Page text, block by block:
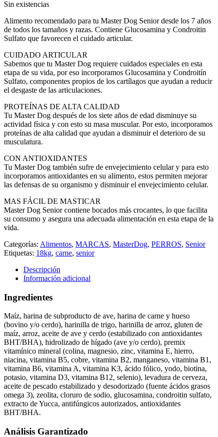
original
$ 34.970.$ 33.800.
Sin existencias
Alimento recomendado para tu Master Dog Senior desde los 7 años
de todos los tamaños y razas. Contiene Glucosamina y Condroitin
Sulfato que favorecen el cuidado articular.
CUIDADO ARTICULAR
Sabemos que tu Master Dog requiere cuidados especiales en esta
etapa de su vida, por eso incorporamos Glucosamina y Condroitín
Sulfato, componentes propios de los cartílagos que ayudan a reducir
el desgaste de las articulaciones.
PROTEÍNAS DE ALTA CALIDAD
Tu Master Dog después de los siete años de edad disminuye su
actividad física y con esto su masa muscular. Por esto, incorporamos
proteínas de alta calidad que ayudan a disminuir el deterioro de su
musculatura.
CON ANTIOXIDANTES
Tu Master Dog también sufre de envejecimiento celular y para esto
incorporamos antioxidantes en su alimento, estos permiten mejorar
las defensas de su organismo y disminuir el envejecimiento celular.
MAS FÁCIL DE MASTICAR
Master Dog Senior contiene bocados más crocantes, lo que facilita
su consumo y asegura una adecuada alimentación en esta etapa de la
vida.
Categorías: Alimentos, MARCAS, MasterDog, PERROS, Senior
Etiquetas: 18kg, carne, senior
Descripción
Información adicional
Ingredientes
Maíz, harina de subproducto de ave, harina de carne y hueso
(bovino y/o cerdo), harinilla de trigo, harinilla de arroz, gluten de
maíz, arroz, aceite de ave y cerdo (estabilizado con antioxidantes
BHT/BHA), hidrolizado de hígado (ave y/o cerdo), premix
vitamínico mineral (colina, magnesio, zinc, vitamina E, hierro,
niacina, vitamina B5, cobre, vitamina B2, manganeso, vitamina B1,
vitamina B6, vitamina A, vitamina K3, ácido fólico, yodo, biotina,
potasio, vitamina D3, vitamina B12, selenio), levadura de cerveza,
aceite de pescado estabilizado y desodorizado (fuente ácidos grasos
omega 3), zeolita, cloruro de sodio, glucosamina, condroitin sulfato,
extracto de Yucca, antifúngicos autorizados, antioxidantes
BHT/BHA.
Análisis Garantizado